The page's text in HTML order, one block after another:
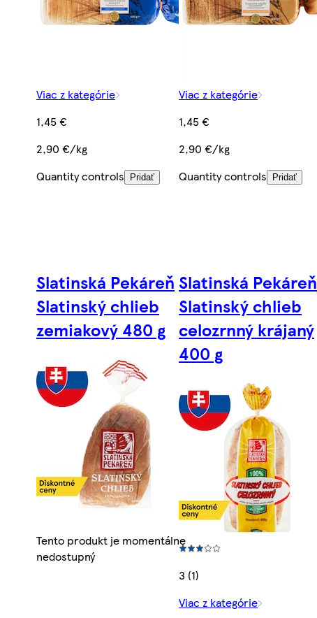
Viac z kategórie
1,45 €
2,90 €/kg
Quantity controls
Pridať
Viac z kategórie
1,45 €
2,90 €/kg
Quantity controls
Pridať
Slatinská Pekáreň
Slatinský chlieb
zemiakový 480 g
Tento produkt je momentálne
nedostupný
Slatinská Pekáreň
Slatinský chlieb
celozrnný krájaný
400 g
3 (1)
Viac z kategórie